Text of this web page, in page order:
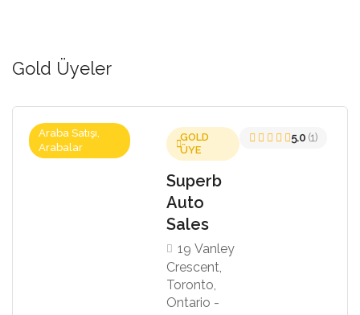
Gold Üyeler
Araba Satışı,
Arabalar
GOLD
ÜYE
Superb
Auto
Sales
19 Vanley
Crescent,
Toronto,
Ontario -
5.0 (1)